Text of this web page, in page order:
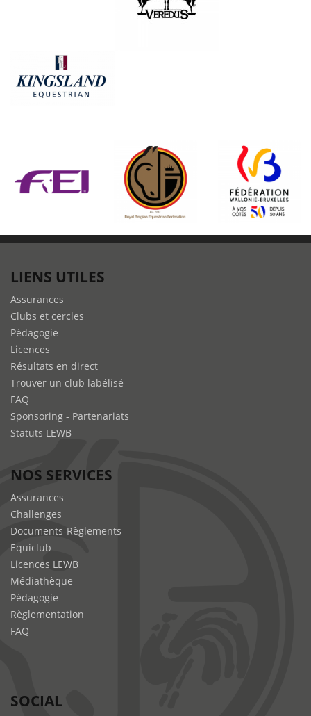
LIENS UTILES
Assurances
Clubs et cercles
Pédagogie
Licences
Résultats en direct
Trouver un club labélisé
FAQ
Sponsoring - Partenariats
Statuts LEWB
NOS SERVICES
Assurances
Challenges
Documents-Règlements
Equiclub
Licences LEWB
Médiathèque
Pédagogie
Règlementation
FAQ
SOCIAL